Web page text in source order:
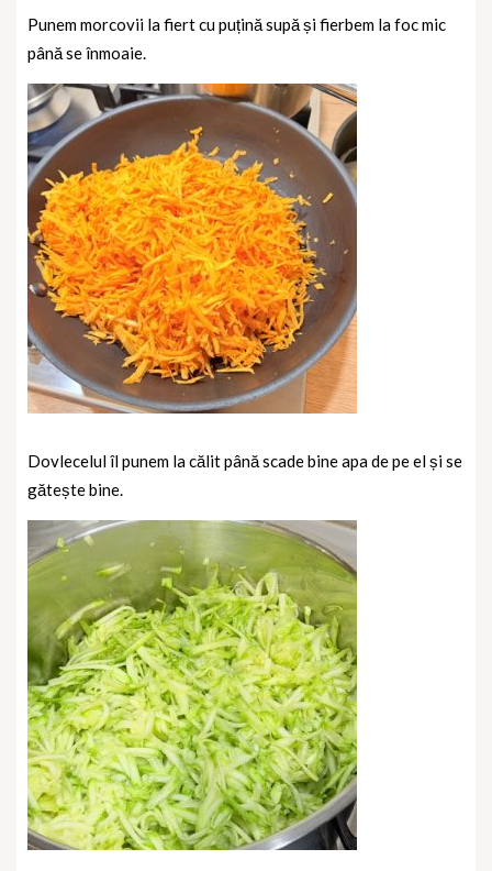
Punem morcovii la fiert cu puțină supă și fierbem la foc mic
până se înmoaie.
Dovlecelul îl punem la călit până scade bine apa de pe el și se
gătește bine.